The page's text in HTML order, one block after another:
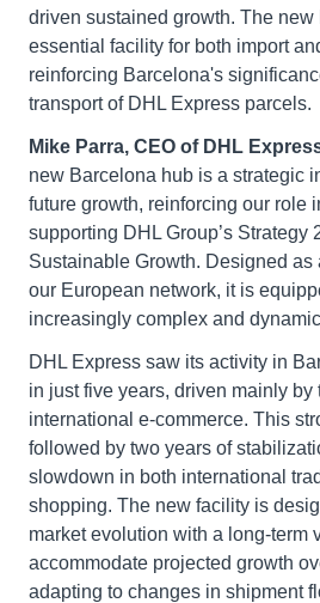
driven sustained growth. The new
essential facility for both import
reinforcing Barcelona's
transport of DHL Express parcels.
Mike Parra, CEO of DHL
new Barcelona hub is a strategic
future growth, reinforcing our role
supporting DHL Group’s Strategy
Sustainable Growth. Designed as
our European network, it is
increasingly complex and
DHL Express saw its activity in
in just five years, driven mainly by
international e-commerce. This
followed by two years of
slowdown in both international
shopping. The new facility is
market evolution with a long-term
accommodate projected growth
adapting to changes in shipment